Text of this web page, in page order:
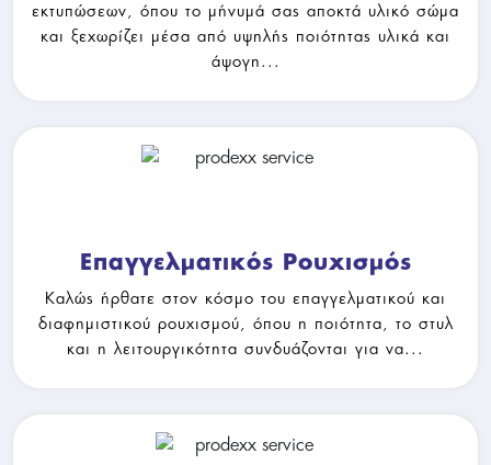
εκτυπώσεων, όπου το μήνυμά σας αποκτά υλικό σώμα
και ξεχωρίζει μέσα από υψηλής ποιότητας υλικά και
άψογη...
Επαγγελματικός Ρουχισμός
Καλώς ήρθατε στον κόσμο του επαγγελματικού και
διαφημιστικού ρουχισμού, όπου η ποιότητα, το στυλ
και η λειτουργικότητα συνδυάζονται για να...